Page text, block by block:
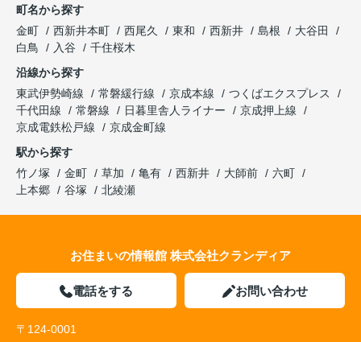
町名から探す
金町
西新井本町 西尾久 東和 西新井 島根
大谷田
白鳥
入谷
千住桜木
沿線から探す
東武伊勢崎線
常磐緩行線 京成本線
つくばエクスプレス
千代田線
常磐線 日暮里舎人ライナー
京成押上線
京成電鉄松戸線
京成金町線
駅から探す
竹ノ塚
金町 草加 亀有 西新井 大師前
六町
上本郷
谷塚 北綾瀬
お住まいの情報館 株式会社クランディア
電話をする お問い合わせ
〒124-0001